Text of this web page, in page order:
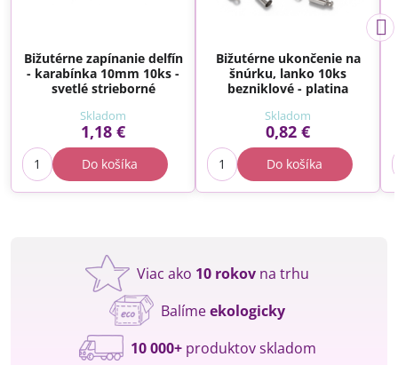
Bižutérne zapínanie delfín
- karabínka 10mm 10ks -
svetlé strieborné
Skladom
1,18 €
Do košíka
Bižutérne ukončenie na
šnúrku, lanko 10ks
bezniklové - platina
Skladom
0,82 €
Do košíka
Viac ako 10 rokov na trhu
Balímeekologicky
10 000+produktov skladom